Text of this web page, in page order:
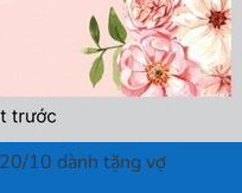
10 dành tặng vợ